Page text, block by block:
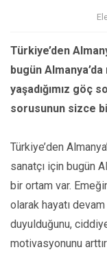
Türkiye’den
bugün
yaşadığımız göç
sorusunun sizce
Türkiye’den
sanatçı için bugün
bir ortam var.
olarak hayatı
duyulduğunu,
motivasyonunu